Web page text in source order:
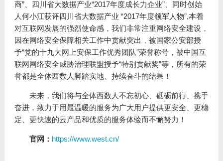
商”、四川省大数据产业“2017年度成长力企业”、同时创始
人何小江获评四川省大数据产业 “2017年度领军人物”,本着
对互联网发展的强烈使命感，我们非常注重网络安全建设，
因在网络安全保障相关工作中贡献突出，被国家公安部授
予“党的十九大网上安保工作优秀团队”荣誉称号，被中国互
联网网络安全威胁治理联盟授予“特别贡献奖”等，所有的荣
誉都是全体西数人脚踏实地、持续奋斗的结果！
未来，我们将与全体西数人不忘初心、砥砺前行、携手
奋进，致力于用最温暖的服务为广大用户提供更安全、更稳
定、更快速的云产品和优质的服务体验而不懈努力！
官网： https://www.west.cn/